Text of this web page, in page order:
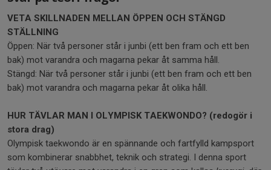
VETA SKILLNADEN MELLAN ÖPPEN OCH STÄNGD
STÄLLNING
Öppen: När två personer står i junbi (ett ben fram och ett ben
bak) mot varandra och magarna pekar åt samma håll.
Stängd: När två personer står i junbi (ett ben fram och ett ben
bak) mot varandra och magarna pekar åt olika håll.
HUR TÄVLAR MAN I OLYMPISK TAEKWONDO? (redogör i
stora drag)
Olympisk taekwondo är en spännande och fartfylld kampsport
som kombinerar snabbhet, teknik och strategi. I denna sport